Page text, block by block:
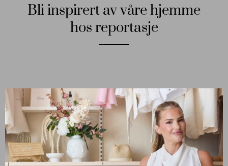
Bli inspirert av våre hjemme
hos reportasje